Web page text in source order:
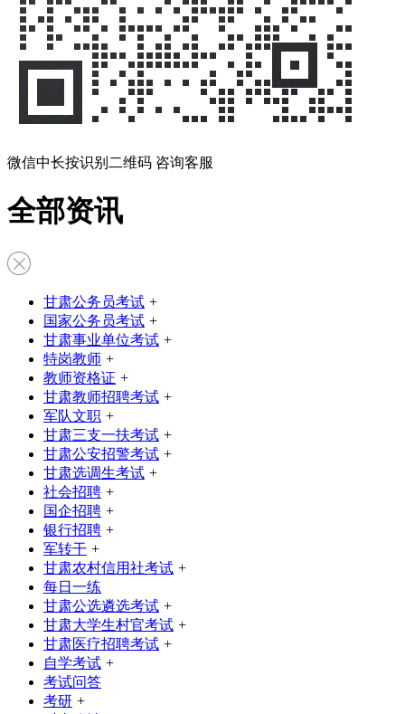
微信中长按识别二维码 咨询客服
全部资讯
甘肃公务员考试 +
国家公务员考试 +
甘肃事业单位考试 +
特岗教师 +
教师资格证 +
甘肃教师招聘考试 +
军队文职 +
甘肃三支一扶考试 +
甘肃公安招警考试 +
甘肃选调生考试 +
社会招聘 +
国企招聘 +
银行招聘 +
军转干 +
甘肃农村信用社考试 +
每日一练
甘肃公选遴选考试 +
甘肃大学生村官考试 +
甘肃医疗招聘考试 +
自学考试 +
考试问答
考研 +